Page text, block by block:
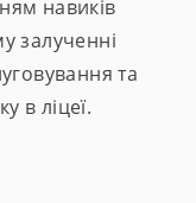
навиків
залученні
та
в ліцеї.